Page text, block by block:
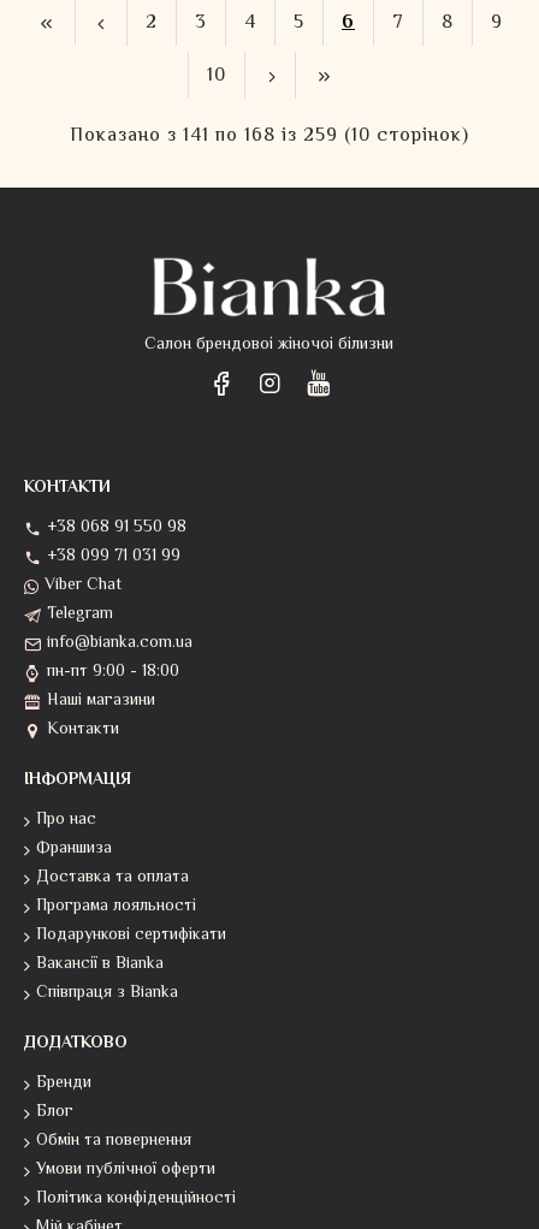
2 3 4 5 6 7 8
9
10
Показано з 141 по 168 із 259 (10 сторінок)
Салон брендовоі жіночоі білизни
КОНТАКТИ
+38 068 91 550 98
+38 099 71 031 99
Viber Chat
Telegram
info@bianka.com.ua
пн-пт 9:00 - 18:00
Наші магазини
Контакти
ІНФОРМАЦІЯ
Про нас
Франшиза
Доставка та оплата
Програма лояльності
Подарункові сертифікати
Вакансії в Bianka
Співпраця з Bianka
ДОДАТКОВО
Бренди
Блог
Обмін та повернення
Умови публічної оферти
Політика конфіденційності